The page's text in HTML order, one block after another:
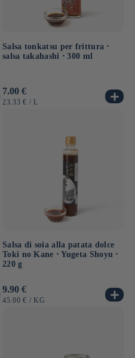
Salsa tonkatsu per frittura ⋅
salsa takahashi ⋅ 300 ml
Prezzo
di
7.00 €
PREZZO
23.33 € / PER
L
Salsa di soia alla patata dolce
Toki no Kane ⋅ Yugeta Shoyu ⋅
220 g
Prezzo
di
9.90 €
PREZZO
45.00 € / PER
KG